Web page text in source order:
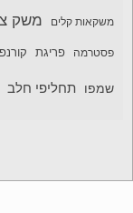
משקאות קלים משק
פסטרמה פריגת
שמפו תחליפי חלב